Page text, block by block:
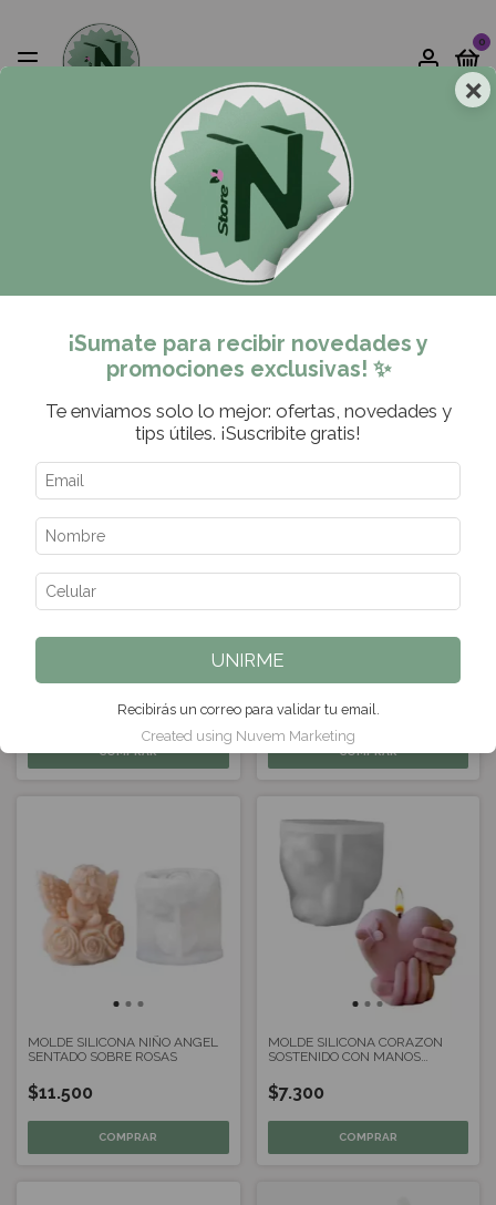
0
PREGUNTAS FRECUENTES ¿CÓMO COMPRAR?
MOLDES SILICONA PARA RESINA
Figuras
ORDENAR FILTRAR
MOLDE SILICONA GNOMO
DUENDE INDIVIDUAL
$4.900
MOLDE SILICONA NIÑO ANGEL
SENTADO SOBRE ROSAS
$11.500
MOLDE SILICONA CORAZON
SOSTENIDO CON MANOS
$7.300
×
¡Sumate para recibir novedades y
promociones exclusivas! ✨
Te enviamos solo lo mejor: ofertas, novedades y
tips útiles. ¡Suscribite gratis!
UNIRME
Recibirás un correo para validar tu email.
Created using Nuvem Marketing